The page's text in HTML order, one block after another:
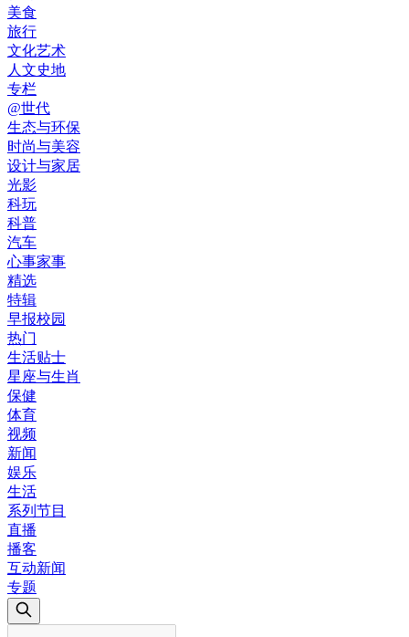
美食
旅行
文化艺术
人文史地
专栏
@世代
生态与环保
时尚与美容
设计与家居
光影
科玩
科普
汽车
心事家事
精选
特辑
早报校园
热门
生活贴士
星座与生肖
保健
体育
视频
新闻
娱乐
生活
系列节目
直播
播客
互动新闻
专题